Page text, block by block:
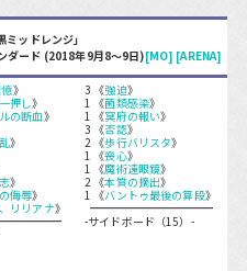
ッドレンジ」
ダード (2018年9月8〜9日)[MO] [ARENA]
》
押し》
の断血》
》
》
侮辱》
リリアナ》
3 《強迫》
1 《菌類感染》
1 《冥府の報い》
3 《否認》
2 《歩行バリスタ》
1 《喪心》
1 《魔術遠眼鏡》
2 《本質の摘出》
1 《バントゥ最後の算段》
-サイドボード（15）-